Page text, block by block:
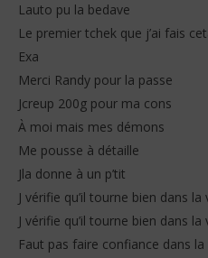
Lauto pu la bedave
Le premier tchek que j’ai fais
Exa
Merci Randy pour la passe
Jcreup 200g pour ma cons
À moi mais mes démons
Me pousse à détaille
Jla donne à un p’tit
J vérifie qu’il tourne bien dans la
J vérifie qu’il tourne bien dans la
Faut pas faire confiance dans la